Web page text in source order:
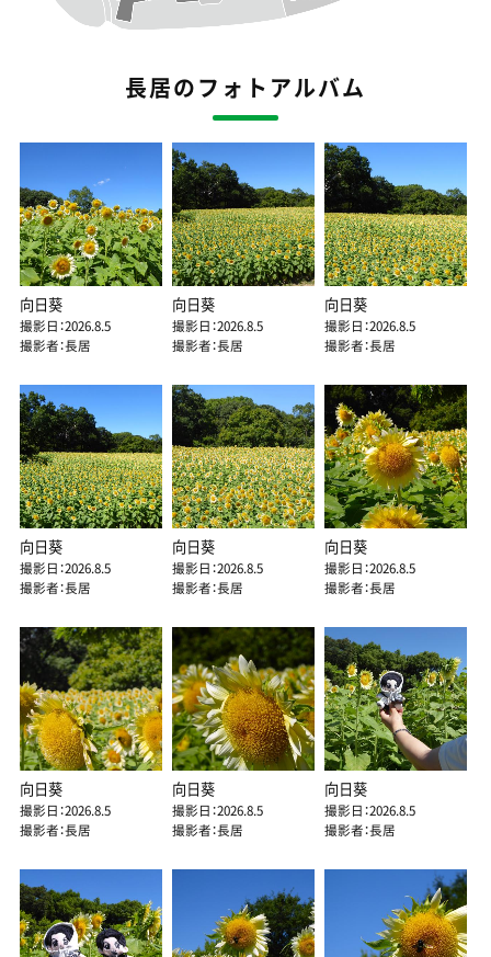
長居のフォトアルバム
向日葵
撮影日：2026.8.5
撮影者：長居
向日葵
撮影日：2026.8.5
撮影者：長居
向日葵
撮影日：2026.8.5
撮影者：長居
向日葵
撮影日：2026.8.5
撮影者：長居
向日葵
撮影日：2026.8.5
撮影者：長居
向日葵
撮影日：2026.8.5
撮影者：長居
向日葵
撮影日：2026.8.5
撮影者：長居
向日葵
撮影日：2026.8.5
撮影者：長居
向日葵
撮影日：2026.8.5
撮影者：長居